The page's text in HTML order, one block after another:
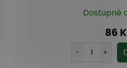
Dostupné
86